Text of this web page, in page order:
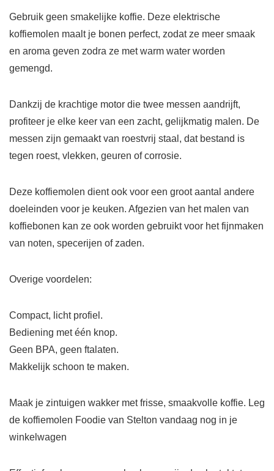
Gebruik geen smakelijke koffie. Deze elektrische
koffiemolen maalt je bonen perfect, zodat ze meer smaak
en aroma geven zodra ze met warm water worden
gemengd.
Dankzij de krachtige motor die twee messen aandrijft,
profiteer je elke keer van een zacht, gelijkmatig malen. De
messen zijn gemaakt van roestvrij staal, dat bestand is
tegen roest, vlekken, geuren of corrosie.
Deze koffiemolen dient ook voor een groot aantal andere
doeleinden voor je keuken. Afgezien van het malen van
koffiebonen kan ze ook worden gebruikt voor het fijnmaken
van noten, specerijen of zaden.
Overige voordelen:
Compact, licht profiel.
Bediening met één knop.
Geen BPA, geen ftalaten.
Makkelijk schoon te maken.
Maak je zintuigen wakker met frisse, smaakvolle koffie. Leg
de koffiemolen Foodie van Stelton vandaag nog in je
winkelwagen